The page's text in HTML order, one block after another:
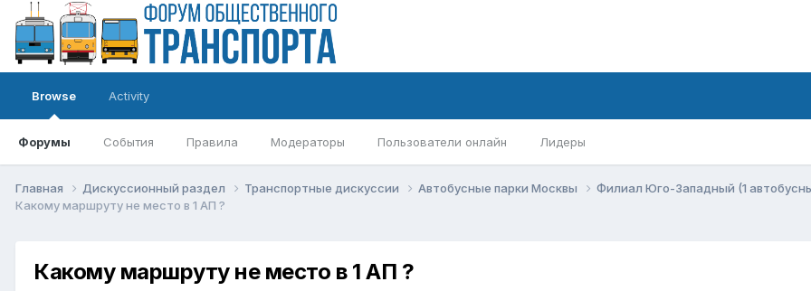
Browse
Форумы События Правила Модераторы Пользователи онлайн Лидеры
Activity
Главная Дискуссионный раздел Транспортные дискуссии Автобусные парки Москвы
Филиал Юго-Западный (1
Какому маршруту не место в 1 АП ?
Какому маршруту не место в 1 АП ?